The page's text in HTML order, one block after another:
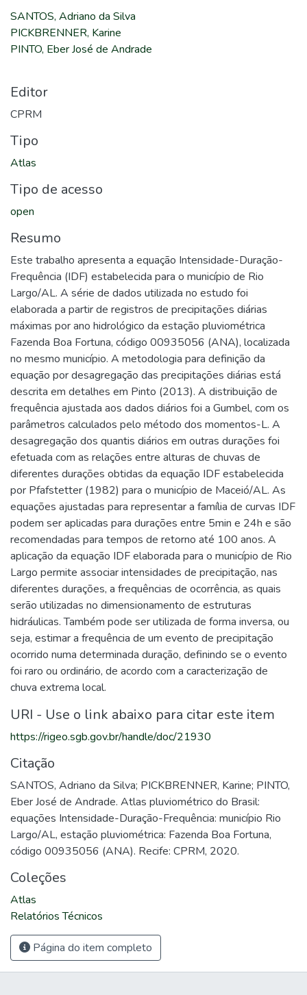
SANTOS, Adriano da Silva
PICKBRENNER, Karine
PINTO, Eber José de Andrade
Editor
CPRM
Tipo
Atlas
Tipo de acesso
open
Resumo
Este trabalho apresenta a equação Intensidade-Duração-
Frequência (IDF) estabelecida para o município de Rio
Largo/AL. A série de dados utilizada no estudo foi
elaborada a partir de registros de precipitações diárias
máximas por ano hidrológico da estação pluviométrica
Fazenda Boa Fortuna, código 00935056 (ANA), localizada
no mesmo município. A metodologia para definição da
equação por desagregação das precipitações diárias está
descrita em detalhes em Pinto (2013). A distribuição de
frequência ajustada aos dados diários foi a Gumbel, com os
parâmetros calculados pelo método dos momentos-L. A
desagregação dos quantis diários em outras durações foi
efetuada com as relações entre alturas de chuvas de
diferentes durações obtidas da equação IDF estabelecida
por Pfafstetter (1982) para o município de Maceió/AL. As
equações ajustadas para representar a família de curvas IDF
podem ser aplicadas para durações entre 5min e 24h e são
recomendadas para tempos de retorno até 100 anos. A
aplicação da equação IDF elaborada para o município de Rio
Largo permite associar intensidades de precipitação, nas
diferentes durações, a frequências de ocorrência, as quais
serão utilizadas no dimensionamento de estruturas
hidráulicas. Também pode ser utilizada de forma inversa, ou
seja, estimar a frequência de um evento de precipitação
ocorrido numa determinada duração, definindo se o evento
foi raro ou ordinário, de acordo com a caracterização de
chuva extrema local.
URI - Use o link abaixo para citar este item
https://rigeo.sgb.gov.br/handle/doc/21930
Citação
SANTOS, Adriano da Silva; PICKBRENNER, Karine; PINTO,
Eber José de Andrade. Atlas pluviométrico do Brasil:
equações Intensidade-Duração-Frequência: município Rio
Largo/AL, estação pluviométrica: Fazenda Boa Fortuna,
código 00935056 (ANA). Recife: CPRM, 2020.
Coleções
Atlas
Relatórios Técnicos
Página do item completo